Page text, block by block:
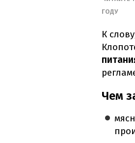
ГОДУ
К
Чем